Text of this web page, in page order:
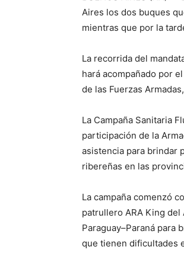
Aires los dos buques
mientras que por la
La recorrida del
hará acompañado por
de las Fuerzas
La Campaña Sanitaria
participación de la
asistencia para brindar
ribereñas en las
La campaña comenzó
patrullero ARA King
Paraguay–Paraná para
que tienen dificultades